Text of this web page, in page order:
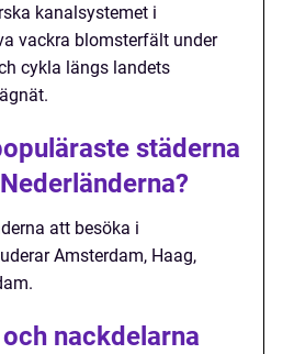
kanalsystemet i
vackra blomsterfält under
cykla längs landets
städerna
att besöka i
Amsterdam, Haag,
nackdelarna